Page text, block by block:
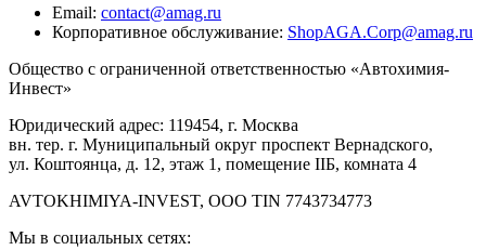
Email: contact@amag.ru
Корпоративное обслуживание: ShopAGA.Corp@amag.ru
Общество с ограниченной ответственностью «Автохимия-
Инвест»
Юридический адрес: 119454, г. Москва
вн. тер. г. Муниципальный округ проспект Вернадского,
ул. Коштоянца, д. 12, этаж 1, помещение IIБ, комната 4
AVTOKHIMIYA-INVEST, OOO TIN 7743734773
Мы в социальных сетях: